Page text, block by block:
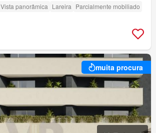
Vista panorâmica Lareira Parcialmente mobiliado
muita procura